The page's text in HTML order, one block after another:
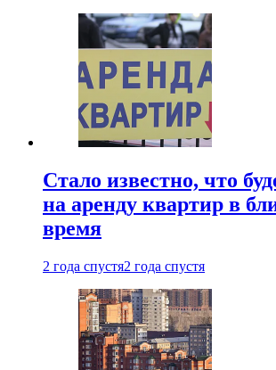
Стало известно, что
на аренду квартир в
время
2 года спустя2 года спустя